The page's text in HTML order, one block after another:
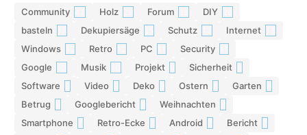
Community Holz Forum DIY
basteln Dekupiersäge Schutz Internet
Windows Retro PC Security
Google Musik Projekt Sicherheit
Software Video Deko Ostern Garten
Betrug Googlebericht Weihnachten
Smartphone Retro-Ecke Android Bericht